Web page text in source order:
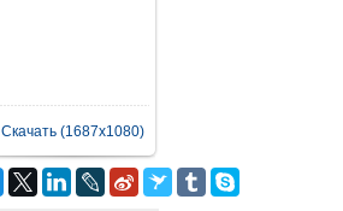
Скачать (1687x1080)